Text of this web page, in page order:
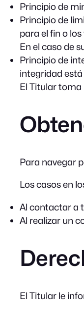
Principio de
Principio de
para el fin o
En el caso de
Principio de
integridad
El Titular toma
Para navegar
Los casos en
Al contactar a
Al realizar un
El Titular le